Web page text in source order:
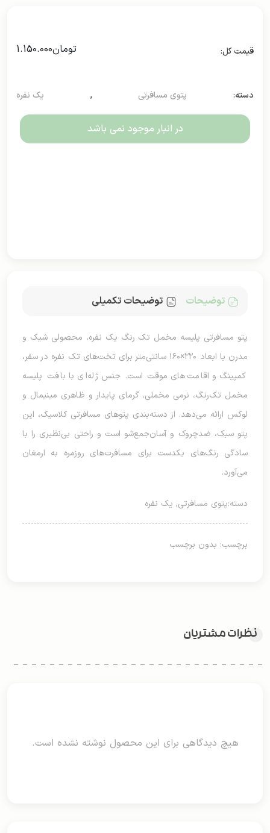
تومان1.150.000
دسته: پتوی مسافرتی , یک نفره
در انبار موجود نمی باشد
توضیحات توضیحات تکمیلی
پتو مسافرتی پلیسه مخمل تک رنگ یک نفره، محصولی شیک و
مدرن با ابعاد ۲۲۰×۱۶۰ سانتی‌متر برای تخت‌های تک نفره در سفر،
کمپینگ و اقامت‌های موقت است. جنس ژله‌ای با بافت پلیسه
مخمل تک‌رنگ، نرمی مخملی، گرمای پایدار و ظاهری مینیمال و
لوکس ارائه می‌دهد. از دسته‌بندی پتوهای مسافرتی کلاسیک، این
پتو سبک، ضدچروک و آسان‌جمع‌شو است و راحتی بی‌نظیری را با
سادگی رنگ‌های یکدست برای مسافرت‌های روزمره به ارمغان
می‌آورد.
دسته:پتوی مسافرتی, یک نفره
برچسب: بدون برچسب
نظرات مشتریان
هیچ دیدگاهی برای این محصول نوشته نشده است.